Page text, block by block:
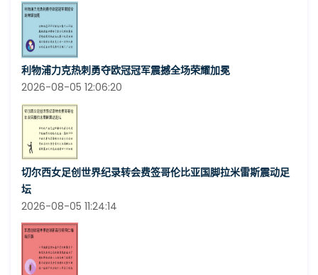
利物浦力克热刺勇夺欧冠冠军震撼全场荣耀加冕
2026-08-05 12:06:20
切尔西女足创世界纪录转会费签哥伦比亚国脚拉米雷斯震动足
坛
2026-08-05 11:24:14